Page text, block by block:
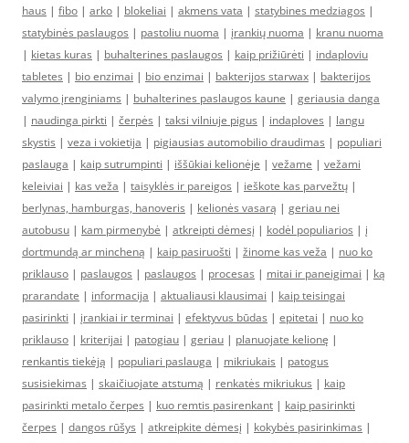
haus | fibo | arko | blokeliai | akmens vata | statybines medziagos |
statybinės paslaugos | pastoliu nuoma | įrankių nuoma | kranu nuoma
| kietas kuras | buhalterines paslaugos | kaip prižiūrėti | indaploviu
tabletes | bio enzimai | bio enzimai | bakterijos starwax | bakterijos
valymo įrenginiams | buhalterines paslaugos kaune | geriausia danga
| naudinga pirkti | čerpės | taksi vilniuje pigus | indaploves | langu
skystis | veza i vokietija | pigiausias automobilio draudimas | populiari
paslauga | kaip sutrumpinti | iššūkiai kelionėje | vežame | vežami
keleiviai | kas veža | taisyklės ir pareigos | ieškote kas parvežtų |
berlynas, hamburgas, hanoveris | kelionės vasarą | geriau nei
autobusu | kam pirmenybė | atkreipti dėmesį | kodėl populiarios | į
dortmundą ar mincheną | kaip pasiruošti | žinome kas veža | nuo ko
priklauso | paslaugos | paslaugos | procesas | mitai ir paneigimai | ką
prarandate | informacija | aktualiausi klausimai | kaip teisingai
pasirinkti | įrankiai ir terminai | efektyvus būdas | epitetai | nuo ko
priklauso | kriterijai | patogiau | geriau | planuojate kelionę |
renkantis tiekėją | populiari paslauga | mikriukais | patogus
susisiekimas | skaičiuojate atstumą | renkatės mikriukus | kaip
pasirinkti metalo čerpes | kuo remtis pasirenkant | kaip pasirinkti
čerpes | dangos rūšys | atkreipkite dėmesį | kokybės pasirinkimas |